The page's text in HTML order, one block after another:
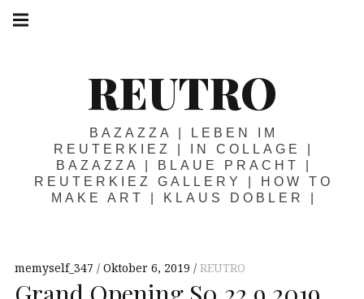
Springe
zum
REUTRO
BAZAZZA | LEBEN IM
REUTERKIEZ | IN COLLAGE |
BAZAZZA | BLAUE PRACHT |
REUTERKIEZ GALLERY | HOW TO
MAKE ART | KLAUS DOBLER |
memyself_347 Oktober 6, 2019 REUTRO